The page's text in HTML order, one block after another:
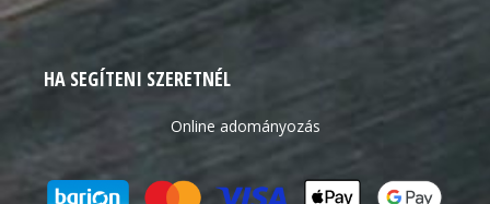
HA SEGÍTENI SZERETNÉL
Online adományozás